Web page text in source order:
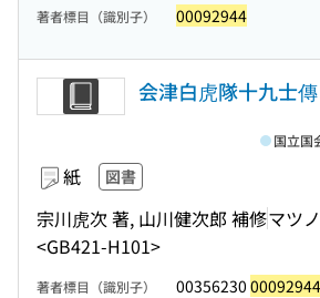
著者標目（識別子） 00092944
会津白虎隊十九士
紙 図書
宗川虎次 著, 山川健次郎 補修マツ
<GB421-H101>
国立国
著者標目（識別子） 00356230 00092944